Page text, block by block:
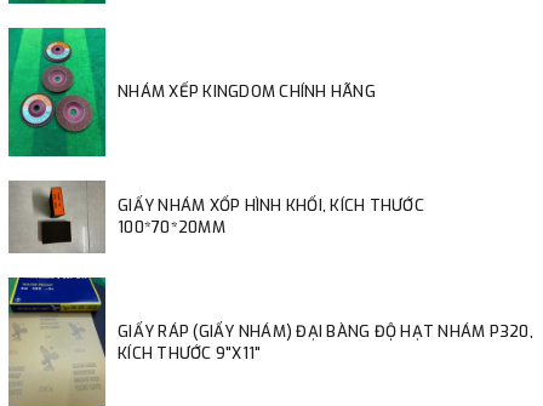
NHÁM XẾP KINGDOM CHÍNH HÃNG
GIẤY NHÁM XỐP HÌNH KHỐI, KÍCH THƯỚC
100*70*20MM
GIẤY RÁP (GIẤY NHÁM) ĐẠI BÀNG ĐỘ HẠT NHÁM P320,
KÍCH THƯỚC 9"X11"